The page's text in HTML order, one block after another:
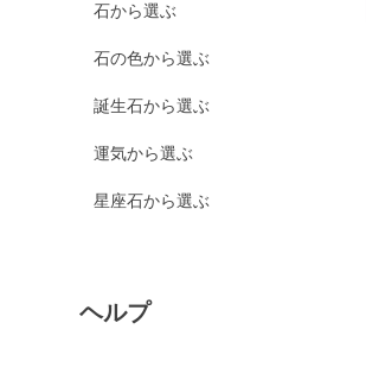
石から選ぶ
石の色から選ぶ
誕生石から選ぶ
運気から選ぶ
星座石から選ぶ
ヘルプ